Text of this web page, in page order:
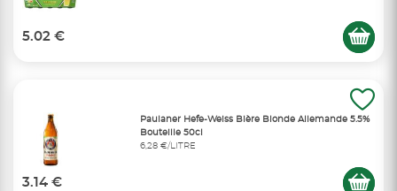
5.02 €
Paulaner Hefe-Weiss Bière Blonde Allemande 5.5%
Bouteille 50cl
6,28 €/LITRE
3.14 €